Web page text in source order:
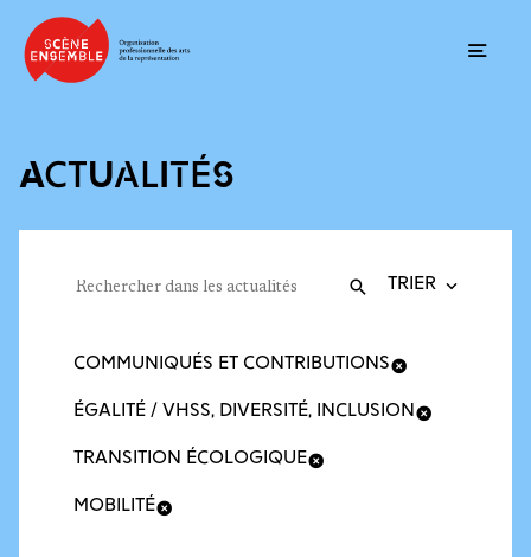
ACTUALITÉS
Recherche
Valider
COMMUNIQUÉS ET CONTRIBUTIONS
ÉGALITÉ / VHSS, DIVERSITÉ, INCLUSION
TRANSITION ÉCOLOGIQUE
MOBILITÉ